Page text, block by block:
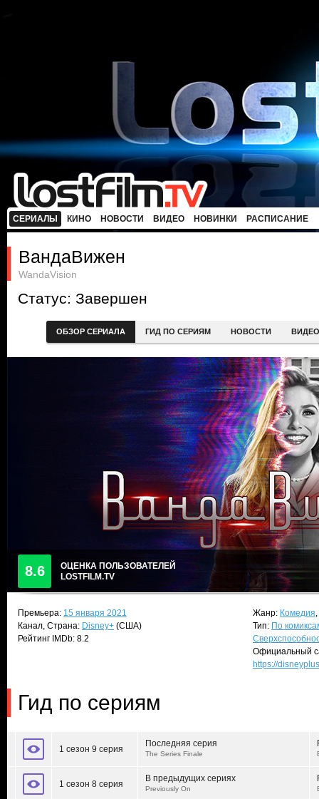
СЕРИАЛЫ КИНО НОВОСТИ ВИДЕО НОВИНКИ РАСПИСАНИЕ
ВандаВижен
WandaVision
Статус: Завершен
ОБЗОР СЕРИАЛА ГИД ПО СЕРИЯМ НОВОСТИ ВИДЕО
8.6
ОЦЕНКА ПОЛЬЗОВАТЕЛЕЙ
LOSTFILM.TV
Премьера: 15 января 2021
Канал, Страна: Disney+ (США)
Рейтинг IMDb: 8.2
Жанр: Комедия,
Тип: По
Официальный
https://
Гид по сериям
1 сезон 9 серия
Последняя серия
The Series Finale
1 сезон 8 серия
В предыдущих сериях
Previously On